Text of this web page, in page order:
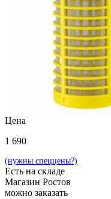
Цена
1 690
(нужны спеццены?)
Есть на складе
Магазин Ростов
можно заказать